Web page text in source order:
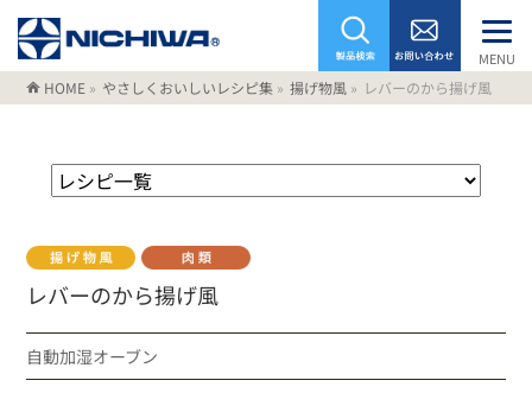
MENU
HOME » やさしくおいしいレシピ集 » 揚げ物風 » レバーのから揚げ風
レバーのから揚げ風
自動加湿オーブン